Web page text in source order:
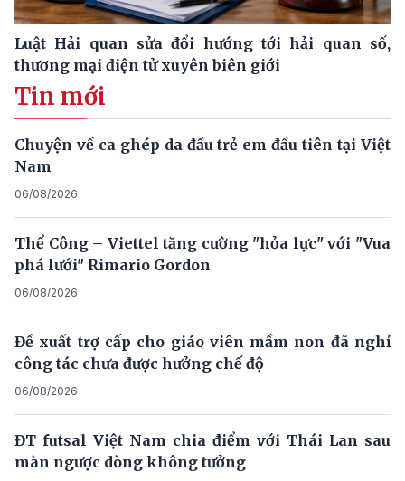
Luật Hải quan sửa đổi hướng tới hải quan số,
thương mại điện tử xuyên biên giới
Tin mới
Chuyện về ca ghép da đầu trẻ em đầu tiên tại Việt
Nam
06/08/2026
Thể Công – Viettel tăng cường "hỏa lực" với "Vua
phá lưới" Rimario Gordon
06/08/2026
Đề xuất trợ cấp cho giáo viên mầm non đã nghỉ
công tác chưa được hưởng chế độ
06/08/2026
ĐT futsal Việt Nam chia điểm với Thái Lan sau
màn ngược dòng không tưởng